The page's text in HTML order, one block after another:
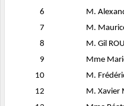
6
M.
7
M.
8
M. Gil
9
Mme
10
M.
12
M. Xavier